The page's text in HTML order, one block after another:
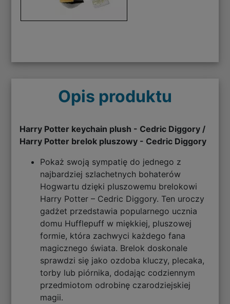
Opis produktu
Harry Potter keychain plush - Cedric Diggory /
Harry Potter brelok pluszowy - Cedric Diggory
Pokaż swoją sympatię do jednego z
najbardziej szlachetnych bohaterów
Hogwartu dzięki pluszowemu brelokowi
Harry Potter – Cedric Diggory. Ten uroczy
gadżet przedstawia popularnego ucznia
domu Hufflepuff w miękkiej, pluszowej
formie, która zachwyci każdego fana
magicznego świata. Brelok doskonale
sprawdzi się jako ozdoba kluczy, plecaka,
torby lub piórnika, dodając codziennym
przedmiotom odrobinę czarodziejskiej
magii.